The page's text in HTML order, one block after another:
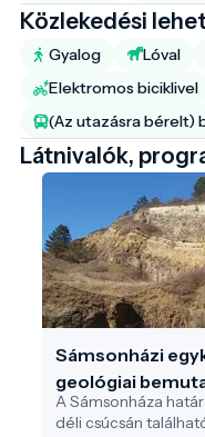
Közlekedési
Gyalog Lóval
Elektromos biciklivel
(Az utazásra bérelt)
Látnivalók,
Sámsonházi
geológiai
A Sámsonháza
déli csúcsán